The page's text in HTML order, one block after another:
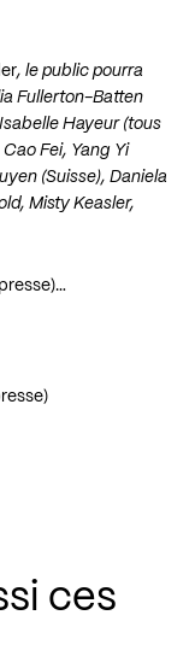
, le public pourra
Fullerton-Batten
Hayeur (tous
Fei, Yang Yi
(Suisse), Daniela
Misty Keasler,
ces